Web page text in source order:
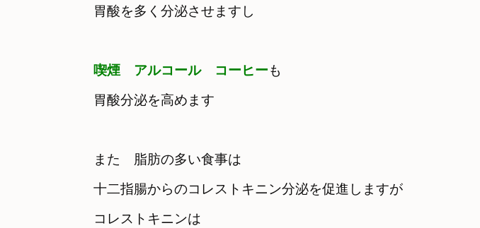
胃酸を多く分泌させますし
喫煙　アルコール　コーヒーも
胃酸分泌を高めます
また　脂肪の多い食事は
十二指腸からのコレストキニン分泌を促進しますが
コレストキニンは